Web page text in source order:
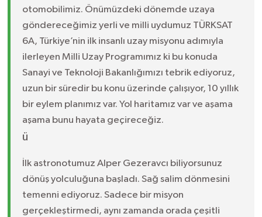
otomobilimiz. Önümüzdeki dönemde uzaya
göndereceğimiz yerli ve milli uydumuz TÜRKSAT
6A, Türkiye’nin ilk insanlı uzay misyonu adımıyla
ilerleyen Milli Uzay Programımız ki bu konuda
Sanayi ve Teknoloji Bakanlığımızı tebrik ediyoruz,
uzun bir süredir bu konu üzerinde çalışıyor, 10 yıllık
bir eylem planımız var. Yol haritamız var ve aşama
aşama bunu hayata geçireceğiz.
ü
İlk astronotumuz Alper Gezeravcı biliyorsunuz
dönüş yolculuğuna başladı. Sağ salim dönmesini
temenni ediyoruz. Sadece bir misyon
gerçekleştirmedi, aynı zamanda orada çeşitli